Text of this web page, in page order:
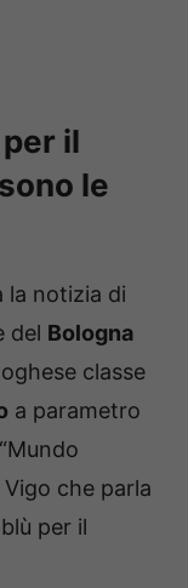
il
le
la notizia di
del Bologna
classe
a parametro
che parla
per il